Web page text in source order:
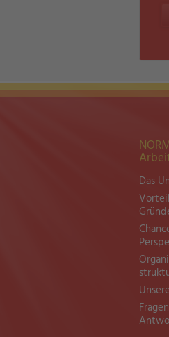
Das